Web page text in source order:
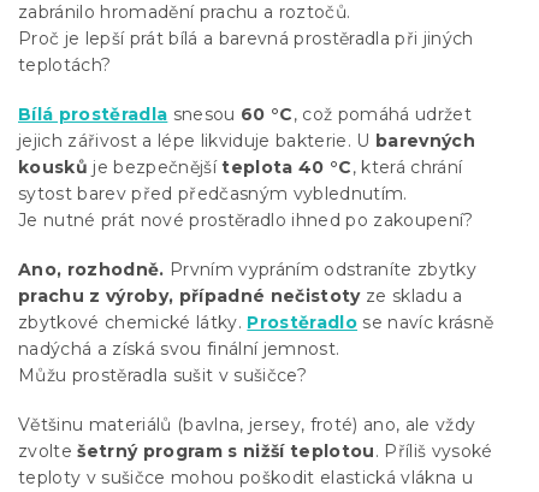
zabránilo hromadění prachu a roztočů.
Proč je lepší prát bílá a barevná prostěradla při jiných
teplotách?
Bílá prostěradla snesou 60 °C, což pomáhá udržet
jejich zářivost a lépe likviduje bakterie. U barevných
kousků je bezpečnějšíteplota 40 °C, která chrání
sytost barev před předčasným vyblednutím.
Je nutné prát nové prostěradlo ihned po zakoupení?
Ano, rozhodně. Prvním vypráním odstraníte zbytky
prachu z výroby, případné nečistotyze skladu a
zbytkové chemické látky. Prostěradlo se navíc krásně
nadýchá a získá svou finální jemnost.
Můžu prostěradla sušit v sušičce?
Většinu materiálů (bavlna, jersey, froté) ano, ale vždy
zvoltešetrný program s nižší teplotou. Příliš vysoké
teploty v sušičce mohou poškodit elastická vlákna u